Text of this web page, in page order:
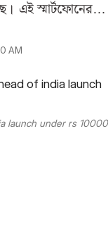
এই স্মার্টফোনের
লঞ্চের আগে আজ
AM
launch under rs 10000